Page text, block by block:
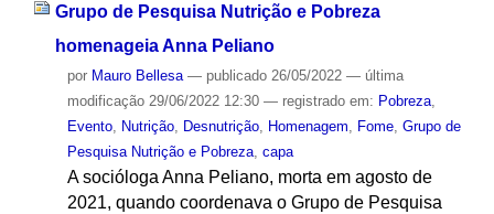
Grupo de Pesquisa Nutrição e Pobreza
homenageia Anna Peliano
por Mauro Bellesa — publicado26/05/2022 — última
modificação29/06/2022 12:30 — registrado em: Pobreza,
Evento, Nutrição, Desnutrição, Homenagem, Fome, Grupo de
Pesquisa Nutrição e Pobreza, capa
A socióloga Anna Peliano, morta em agosto de
2021, quando coordenava o Grupo de Pesquisa